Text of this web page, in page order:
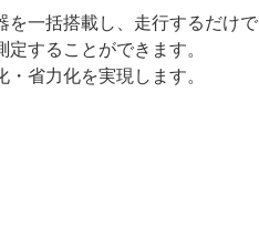
を一括搭載し、走行するだけで
することができます。
省力化を実現します。